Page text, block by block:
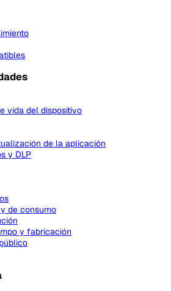
vida del dispositivo
de la aplicación
y DLP
de consumo
y fabricación